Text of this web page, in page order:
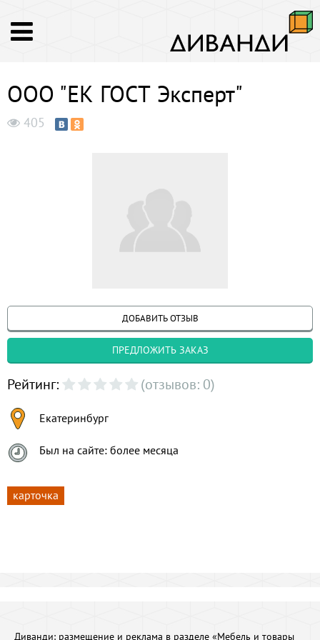
ООО "ЕК ГОСТ Эксперт"
405
ДОБАВИТЬ ОТЗЫВ
ПРЕДЛОЖИТЬ ЗАКАЗ
Рейтинг: (отзывов: 0)
Екатеринбург
Был на сайте: более месяца
карточка
Диванди: размещение и реклама в разделе «Мебель и товары